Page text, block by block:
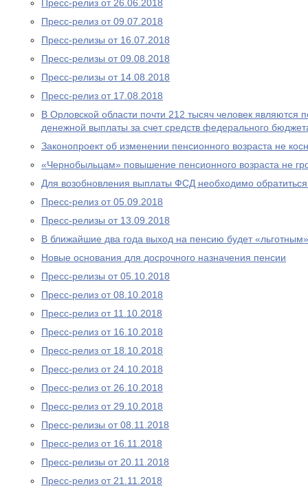
Пресс-релиз от 26.06.2018
Пресс-релиз от 09.07.2018
Пресс-релизы от 16.07.2018
Пресс-релизы от 09.08.2018
Пресс-релизы от 14.08.2018
Пресс-релиз от 17.08.2018
В Орловской области почти 212 тысяч человек являются
денежной выплаты за счет средств федерального
Законопроект об изменении пенсионного возраста не
«Чернобыльцам» повышение пенсионного возраста не
Для возобновления выплаты ФСД необходимо
Пресс-релиз от 05.09.2018
Пресс-релизы от 13.09.2018
В ближайшие два года выход на пенсию будет «льготным»
Новые основания для досрочного назначения пенсии
Пресс-релизы от 05.10.2018
Пресс-релиз от 08.10.2018
Пресс-релиз от 11.10.2018
Пресс-релиз от 16.10.2018
Пресс-релиз от 18.10.2018
Пресс-релиз от 24.10.2018
Пресс-релиз от 26.10.2018
Пресс-релиз от 29.10.2018
Пресс-релизы от 08.11.2018
Пресс-релиз от 16.11.2018
Пресс-релизы от 20.11.2018
Пресс-релиз от 21.11.2018